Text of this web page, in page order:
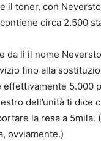
il toner, con
circa 2.500
da lì il nome
fino alla
5.000
dell’unità ti dice
la resa a 5mila.
ovviamente.)